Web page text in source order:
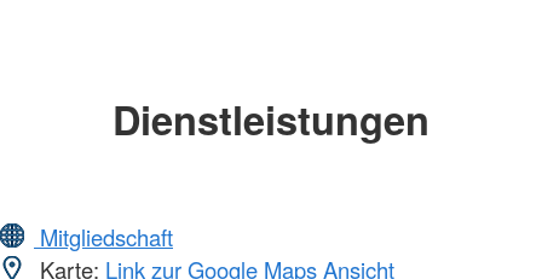
Dienstleistungen
Mitgliedschaft
Karte: Link zur Google Maps Ansicht